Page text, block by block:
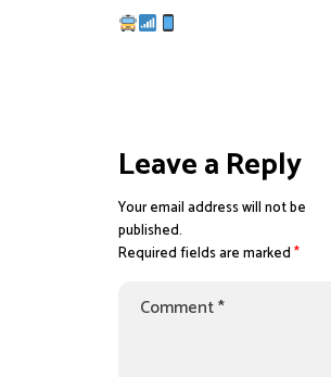
Leave a Reply
Your email address will not be
published.
Required fields are marked*